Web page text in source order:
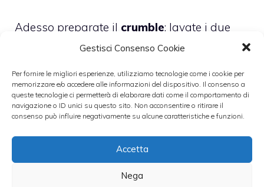
Gestisci Consenso Cookie
Per fornire le migliori esperienze, utilizziamo tecnologie come i cookie per
memorizzare e/o accedere alle informazioni del dispositivo. Il consenso a
queste tecnologie ci permetterà di elaborare dati come il comportamento di
navigazione o ID unici su questo sito. Non acconsentire o ritirare il
consenso può influire negativamente su alcune caratteristiche e funzioni.
Accetta
Nega
Adesso preparate il crumble: lavate i due
fragolee poi tagliatele a pezzetti,
(un paio saranno sufficienti), e aggiungete
anche dellascorza grattugiatadiarancia
non trattata.
caramellateli all’interno di una padella